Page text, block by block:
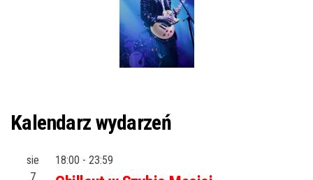
Kalendarz wydarzeń
sie
7
18:00 - 23:59